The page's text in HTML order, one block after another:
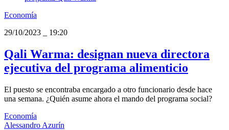
Economía
29/10/2023
19:20
Qali Warma: designan nueva directora
ejecutiva del programa alimenticio
El puesto se encontraba encargado a otro funcionario desde hace
una semana. ¿Quién asume ahora el mando del programa social?
Economía
Alessandro Azurín